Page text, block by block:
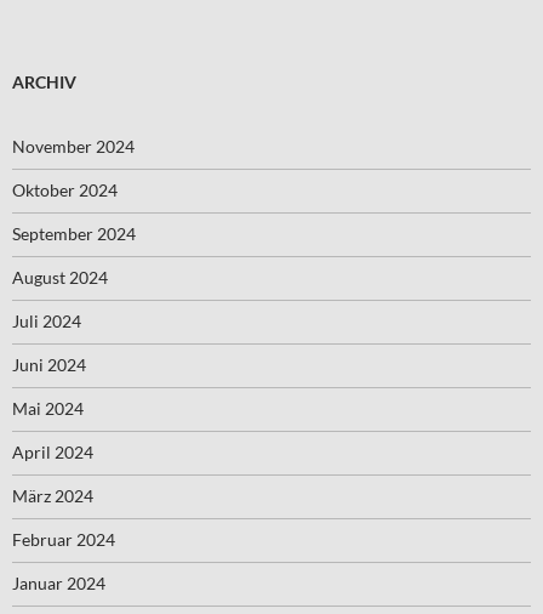
ARCHIV
November 2024
Oktober 2024
September 2024
August 2024
Juli 2024
Juni 2024
Mai 2024
April 2024
März 2024
Februar 2024
Januar 2024